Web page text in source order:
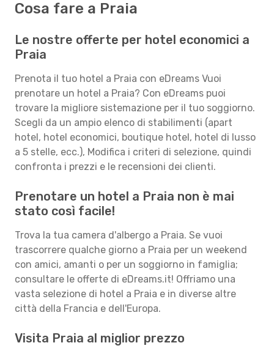
Cosa fare a Praia
Le nostre offerte per hotel economici a
Praia
Prenota il tuo hotel a Praia con eDreams Vuoi
prenotare un hotel a Praia? Con eDreams puoi
trovare la migliore sistemazione per il tuo soggiorno.
Scegli da un ampio elenco di stabilimenti (apart
hotel, hotel economici, boutique hotel, hotel di lusso
a 5 stelle, ecc.), Modifica i criteri di selezione, quindi
confronta i prezzi e le recensioni dei clienti.
Prenotare un hotel a Praia non è mai
stato così facile!
Trova la tua camera d'albergo a Praia. Se vuoi
trascorrere qualche giorno a Praia per un weekend
con amici, amanti o per un soggiorno in famiglia;
consultare le offerte di eDreams.it! Offriamo una
vasta selezione di hotel a Praia e in diverse altre
città della Francia e dell'Europa.
Visita Praia al miglior prezzo